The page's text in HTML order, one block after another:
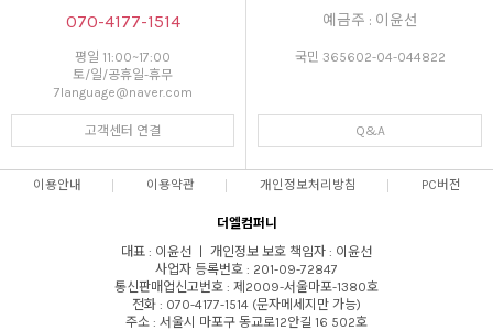
070-4177-1514
평일 11:00~17:00
토/일/공휴일-휴무
7language@naver.com
고객센터 연결
예금주 : 이윤선
국민 365602-04-044822
Q&A
이용안내 이용약관 개인정보처리방침 PC버전
더엘컴퍼니
대표 : 이윤선 ㅣ 개인정보 보호 책임자 : 이윤선
사업자 등록번호 : 201-09-72847
통신판매업신고번호 : 제2009-서울마포-1380호
전화 : 070-4177-1514 (문자메세지만 가능)
주소 : 서울시 마포구 동교로12안길 16 502호